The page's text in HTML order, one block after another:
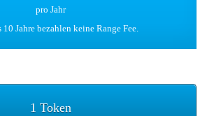
pro Jahr
Jahre bezahlen keine Range Fee.
1 Token